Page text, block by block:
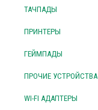
ТАЧПАДЫ
ПРИНТЕРЫ
ГЕЙМПАДЫ
ПРОЧИЕ УСТРОЙСТВА
WI-FI АДАПТЕРЫ